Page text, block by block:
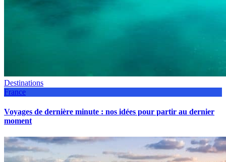
Destinations
France
Voyages de dernière minute : nos idées pour partir au dernier
moment